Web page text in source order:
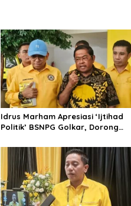
Idrus Marham Apresiasi ‘Ijtihad
Politik’ BSNPG Golkar, Dorong
Aktor Utama di Pemilu!